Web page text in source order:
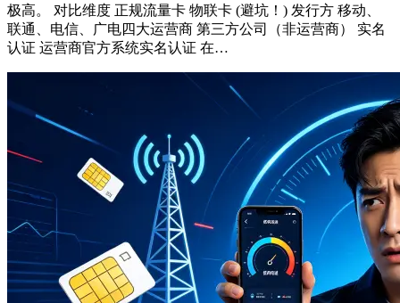
极高。 对比维度 正规流量卡 物联卡 (避坑！) 发行方 移动、
联通、电信、广电四大运营商 第三方公司（非运营商） 实名
认证 运营商官方系统实名认证 在…